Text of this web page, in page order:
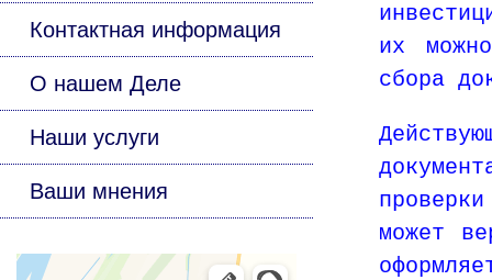
Контактная информация
О нашем Деле
Наши услуги
Ваши мнения
их
сбора
может